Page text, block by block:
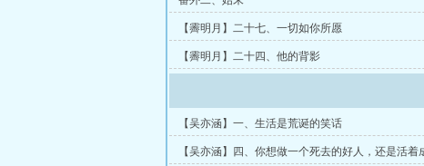
【霽明月】二十七、一切如你所愿
【霽明月】二十四、他的背影
【吴亦涵】一、生活是荒诞的笑话
【吴亦涵】四、你想做一个死去的好人，还是活着